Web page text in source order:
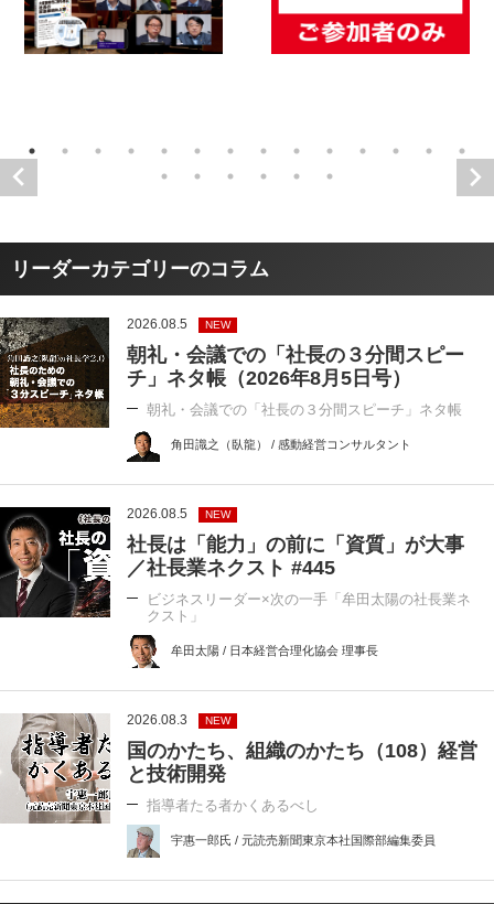
リーダーカテゴリーのコラム
2026.08.5 NEW
朝礼・会議での「社長の３分間スピー
チ」ネタ帳（2026年8月5日号）
朝礼・会議での「社長の３分間スピーチ」ネタ帳
角田識之（臥龍） / 感動経営コンサルタント
2026.08.5 NEW
社長は「能力」の前に「資質」が大事
／社長業ネクスト #445
ビジネスリーダー×次の一手「牟田太陽の社長業ネ
クスト」
牟田太陽 / 日本経営合理化協会 理事長
2026.08.3 NEW
国のかたち、組織のかたち（108）経営
と技術開発
指導者たる者かくあるべし
宇惠一郎氏 / 元読売新聞東京本社国際部編集委員